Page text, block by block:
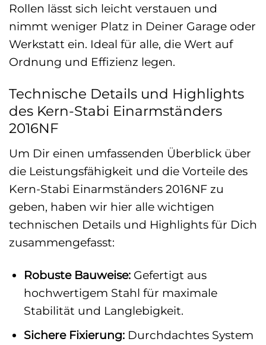
Rollen lässt sich leicht verstauen und
nimmt weniger Platz in Deiner Garage oder
Werkstatt ein. Ideal für alle, die Wert auf
Ordnung und Effizienz legen.
Technische Details und Highlights
des Kern-Stabi Einarmständers
2016NF
Um Dir einen umfassenden Überblick über
die Leistungsfähigkeit und die Vorteile des
Kern-Stabi Einarmständers 2016NF zu
geben, haben wir hier alle wichtigen
technischen Details und Highlights für Dich
zusammengefasst:
Robuste Bauweise:Gefertigt aus
hochwertigem Stahl für maximale
Stabilität und Langlebigkeit.
Sichere Fixierung:Durchdachtes System